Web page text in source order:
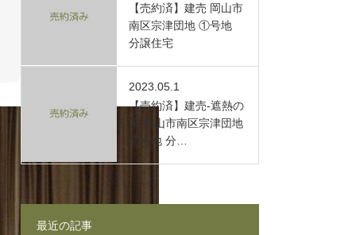
【売約済】建売 岡山市
南区宗津団地 ①号地
分譲住宅
2023.05.1
【売約済】建売-遮熱の
家 岡山市南区宗津団地
②号地 分…
最近の記事